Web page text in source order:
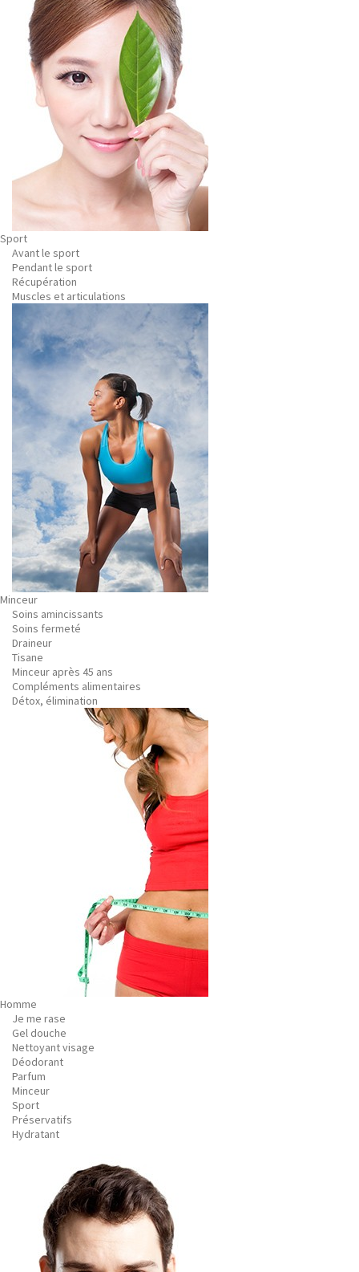
Sport
Avant le sport
Pendant le sport
Récupération
Muscles et articulations
Minceur
Soins amincissants
Soins fermeté
Draineur
Tisane
Minceur après 45 ans
Compléments alimentaires
Détox, élimination
Homme
Je me rase
Gel douche
Nettoyant visage
Déodorant
Parfum
Minceur
Sport
Préservatifs
Hydratant